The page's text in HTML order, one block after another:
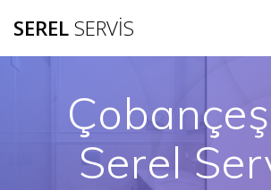
SERELSERVİS
Serel